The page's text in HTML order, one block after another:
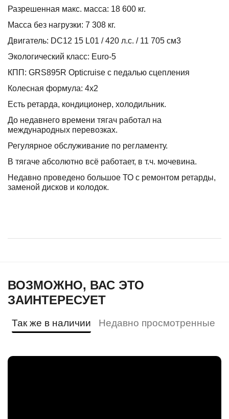
Разрешенная макс. масса: 18 600 кг.
Масса без нагрузки: 7 308 кг.
Двигатель: DC12 15 L01 / 420 л.с. / 11 705 см3
Экологический класс: Euro-5
КПП: GRS895R Opticruise с педалью сцепления
Колесная формула: 4х2
Есть ретарда, кондиционер, холодильник.
До недавнего времени тягач работал на
международных перевозках.
Регулярное обслуживание по регламенту.
В тягаче абсолютно всё работает, в т.ч. мочевина.
Недавно проведено большое ТО с ремонтом ретарды,
заменой дисков и колодок.
ВОЗМОЖНО, ВАС ЭТО
ЗАИНТЕРЕСУЕТ
Так же в наличии Недавно просмотренные